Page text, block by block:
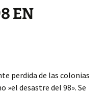
EN
perdida de las colonias
»el desastre del 98». Se